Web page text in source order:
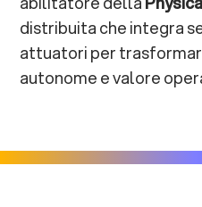
distribuita che integra
attuatori per
autonome e valore